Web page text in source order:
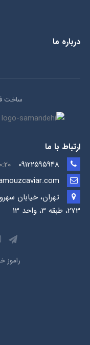
درباره ما
ساخت
ارتباط با ما
تهران، خیابان
273، طبقه 3، واحد 13
راموز